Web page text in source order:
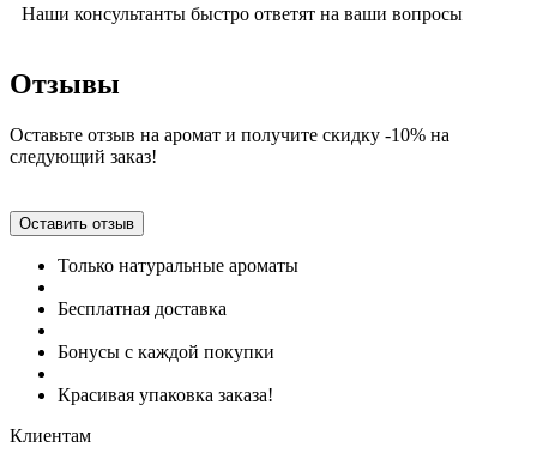
Наши консультанты быстро ответят на ваши вопросы
Отзывы
Оставьте отзыв на аромат и получите скидку -10% на
следующий заказ!
Оставить отзыв
Только натуральные ароматы
Бесплатная доставка
Бонусы с каждой покупки
Красивая упаковка заказа!
Клиентам